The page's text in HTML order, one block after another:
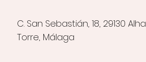
C. San Sebastián, 18, 29130
Torre, Málaga